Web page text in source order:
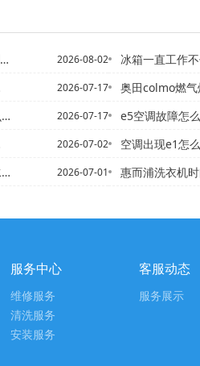
2026-08-02
2026-07-17
2026-07-17
2026-07-02
2026-07-01
冰箱一直工作不停机
奥田colmo燃气
e5空调故障怎
空调出现e1怎
惠而浦洗衣机时间和日期如何
服务中心
维修服务
清洗服务
安装服务
客服动态
服务展示